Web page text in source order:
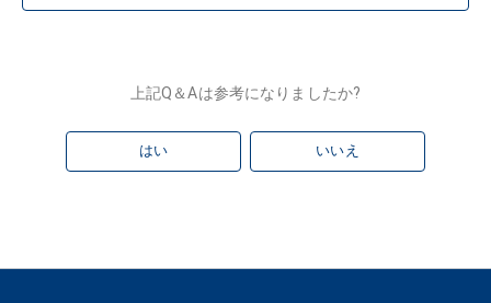
上記Q＆Aは参考になりましたか?
はい いいえ